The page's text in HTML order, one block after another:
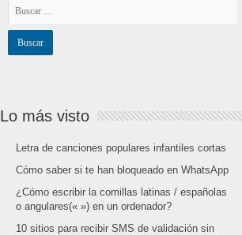
Lo más visto
Letra de canciones populares infantiles cortas
Cómo saber si te han bloqueado en WhatsApp
¿Cómo escribir la comillas latinas / españolas
o angulares(« ») en un ordenador?
10 sitios para recibir SMS de validación sin